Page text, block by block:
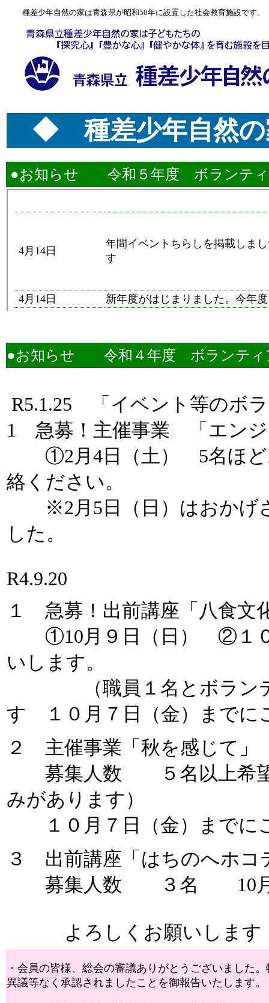
種差少年自然の家は青森県が昭和50年に設置した社会教育施設です。
◆ 種差少年自然の
●お知らせ 令和５年度 ボランティ
●お知らせ 令和４年度 ボランティ
R5.1.25 「イベント等のボ
1 急募！主催事業 「エン
①2月4日（土） 5名ほどお
絡ください。
※2月5日（日）はおかげ
した。
R4.9.20
１ 急募！出前講座「八食
①10月９日（日） ②１０
いします。
（職員１名とボランテ
す １０月７日（金）までに
２ 主催事業「秋を感じて
募集人数 ５名以上希望
みがあります）
１０月７日（金）までに
３ 出前講座「はちのへホ
募集人数 ３名 10月23
よろしくお願いします
・会員の皆様、総会の審議ありがとうございました。
異議等なく承認されましたことを御報告いたします。